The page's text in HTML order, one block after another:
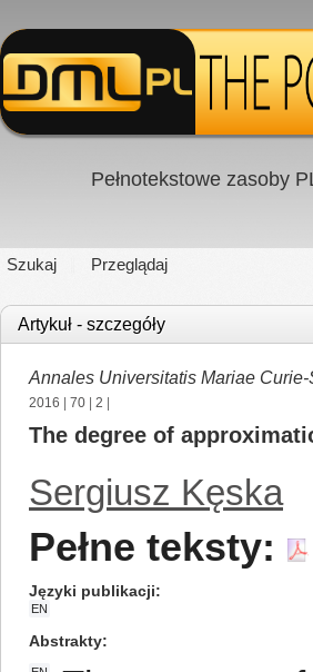
Pełnotekstowe zasoby
Szukaj Przeglądaj
Artykuł - szczegóły
Annales Universitatis Mariae
2016 70 2
The degree of
Sergiusz Kęska
Pełne teksty:
Języki publikacji
EN
Abstrakty